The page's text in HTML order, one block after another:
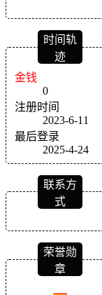
时间轨
迹
金钱
0
注册时间
2023-6-11
最后登录
2025-4-24
联系方
式
荣誉勋
章